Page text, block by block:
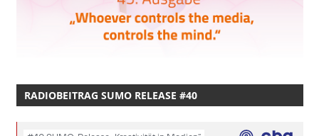
RADIOBEITRAG SUMO RELEASE #40